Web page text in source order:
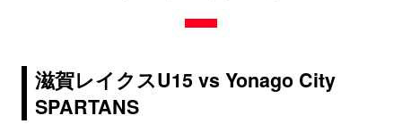
滋賀レイクスU15 vs Yonago City
SPARTANS